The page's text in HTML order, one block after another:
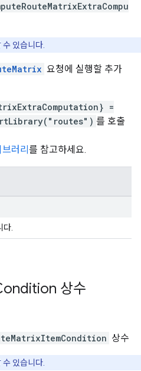
있습니다.
요청에 실행할 추가
=
를 호출
러리 를 참고하세요.
다.
상수
상수
있습니다.